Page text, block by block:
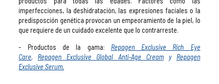
imperfecciones, la deshidratación, las expresiones faciales o la
predisposción genética provocan un empeoramiento de la piel, lo
que requiere de un cuidado excelente que lo contrarreste.
- Productos de la gama:
Repagen Exclusive Rich Eye
Care, Repagen Exclusive Global Anti-Age Creamy Repagen
Exclusive Serum.